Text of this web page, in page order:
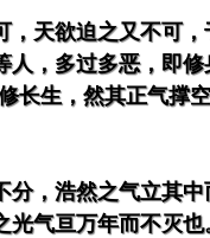
天欲迫之又不可，
，多过多恶，即
长生，然其正气撑
，浩然之气立其中
气亘万年而不灭